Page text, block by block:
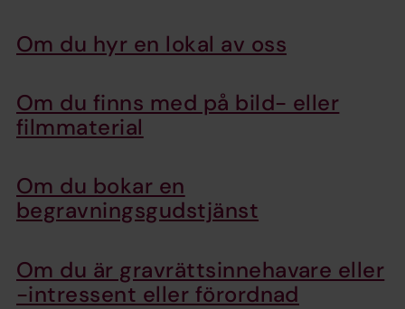
Om du hyr en lokal av oss
Om du finns med på bild- eller
filmmaterial
Om du bokar en
begravningsgudstjänst
Om du är gravrättsinnehavare eller
-intressent eller förordnad